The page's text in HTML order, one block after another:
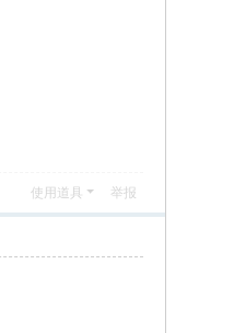
使用道具 举报